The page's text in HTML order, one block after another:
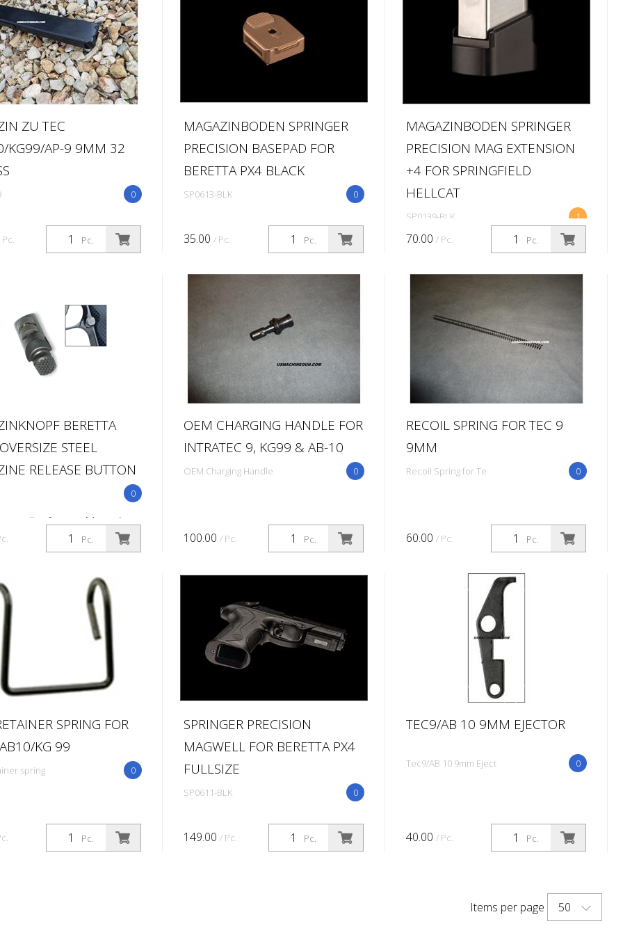
ZU TEC
KG99/AP-9 9MM 32
0
Pc.
MAGAZINBODEN SPRINGER
PRECISION BASEPAD FOR
BERETTA PX4 BLACK
0
SP0613-BLK
Pc.
35.00 / Pc.
MAGAZINBODEN SPRINGER
PRECISION MAG EXTENSION
+4 FOR SPRINGFIELD
HELLCAT
1
SP0139-BLK
Pc.
70.00 / Pc.
BERETTA
STEEL
RELEASE BUTTON
0
smaller factory Magazine
Does not include bushings
Requires re-use of your
92 and 96. Black finishing.
Pc.
OEM CHARGING HANDLE FOR
INTRATEC 9, KG99 & AB-10
0
OEM Charging Handle
Pc.
100.00 / Pc.
RECOIL SPRING FOR TEC 9
9MM
0
Recoil Spring for Te
Pc.
60.00 / Pc.
SPRING FOR
KG 99
0
spring
Pc.
SPRINGER PRECISION
MAGWELL FOR BERETTA PX4
FULLSIZE
0
SP0611-BLK
Pc.
149.00 / Pc.
TEC9/AB 10 9MM EJECTOR
0
Tec9/AB 10 9mm Eject
Pc.
40.00 / Pc.
Items per page 50